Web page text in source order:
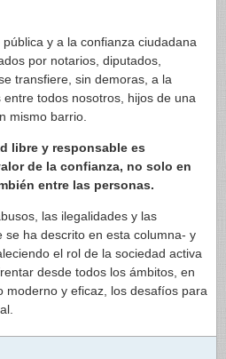
y a la confianza ciudadana
por notarios, diputados,
transfiere, sin demoras, a la
todos nosotros, hijos de una
mismo barrio.
libre y responsable es
de la confianza, no solo en
entre las personas.
las ilegalidades y las
ha descrito en esta columna- y
el rol de la sociedad activa
desde todos los ámbitos, en
moderno y eficaz, los desafíos para